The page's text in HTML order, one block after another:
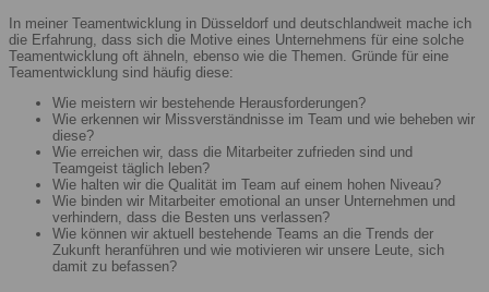
In meiner Teamentwicklung in Düsseldorf und deutschlandweit mache ich
die Erfahrung, dass sich die Motive eines Unternehmens für eine solche
Teamentwicklung oft ähneln, ebenso wie die Themen. Gründe für eine
Teamentwicklung sind häufig diese:
Wie meistern wir bestehende Herausforderungen?
Wie erkennen wir Missverständnisse im Team und wie beheben wir
diese?
Wie erreichen wir, dass die Mitarbeiter zufrieden sind und
Teamgeist täglich leben?
Wie halten wir die Qualität im Team auf einem hohen Niveau?
Wie binden wir Mitarbeiter emotional an unser Unternehmen und
verhindern, dass die Besten uns verlassen?
Wie können wir aktuell bestehende Teams an die Trends der
Zukunft heranführen und wie motivieren wir unsere Leute, sich
damit zu befassen?